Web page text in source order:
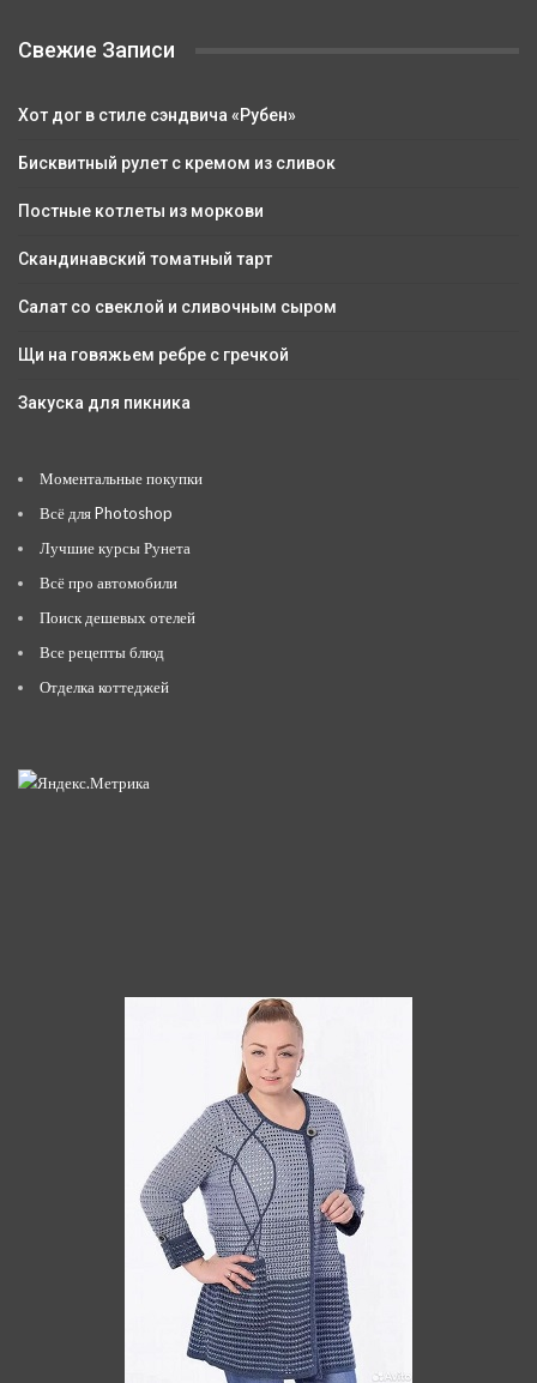
Свежие Записи
Хот дог в стиле сэндвича «Рубен»
Бисквитный рулет с кремом из сливок
Постные котлеты из моркови
Скандинавский томатный тарт
Салат со свеклой и сливочным сыром
Щи на говяжьем ребре с гречкой
Закуска для пикника
Моментальные покупки
Всё для Photoshop
Лучшие курсы Рунета
Всё про автомобили
Поиск дешевых отелей
Все рецепты блюд
Отделка коттеджей